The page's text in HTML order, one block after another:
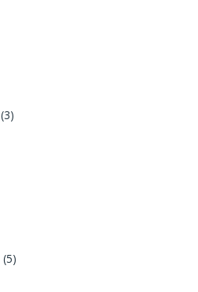
(3)
(5)